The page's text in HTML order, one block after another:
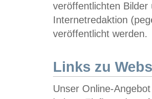
veröffentlichten
Internetredaktion
veröffentlicht werden.
Links zu
Unser Online-